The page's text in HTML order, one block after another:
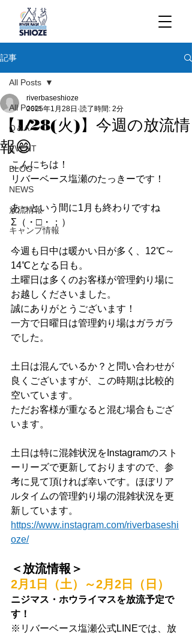
記事
All Posts
Q＆A
EVENT
BLOG
NEWS
放流情報
キャンプ情報
All Posts
【1/28(火)】今週の放流情
報😄
riverbaseshioze
2025年1月28日 読了時間: 2分
こんにちは！
リバーベース塩瀬のたっきーです！
あっという間に1月も終わりですね
Σ（・□・；）
今週も日中は暖かい日が多く、12℃～
14℃となる日も。
土曜日は多くのお客様が管理釣り場に
お越しくださいました。
誠にありがとうございます！
一方で日曜日は管理釣り場はガラガラ
でした。
土日は混んでいるか？と問い合わせが
良くございますが、この時期は比較的
空いています。
ただお客様が重なると混む場合もござ
います。
土日は特に混雑状況をInstagramのスト
ーリーズで更新しておりますので、参
考に見て頂ければ幸いです。ほぼリア
ルタイムの管理釣り場の混雑状況を更
新しています。
https://www.instagram.com/riverbaseshi
oze/
＜放流情報＞
2月1日（土）～2月2日（日）
ニジマス・ホウライマスを放流予定で
す！
※リバーベース塩瀬公式LINEでは、放